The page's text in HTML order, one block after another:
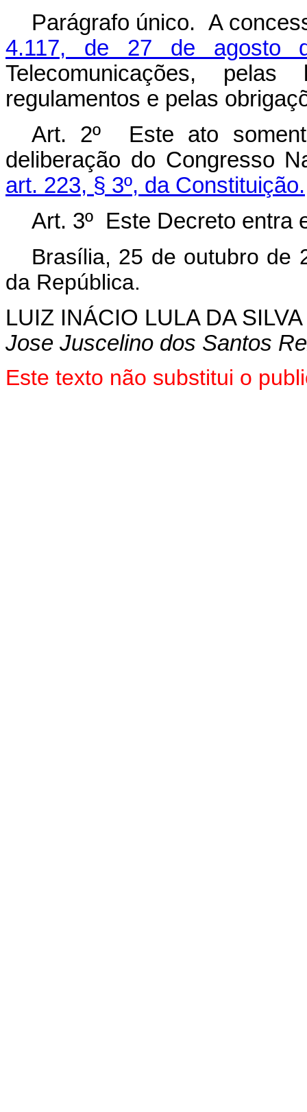
Parágrafo único. A
4.117, de 27 de agosto
Telecomunicações,
regulamentos e pelas
Art. 2º Este ato
deliberação do Congresso
art. 223, § 3º, da Constituição.
Art. 3º Este Decreto entra
Brasília, 25 de outubro de
da República.
LUIZ INÁCIO LULA DA SILVA
Jose Juscelino dos Santos
Este texto não substitui o